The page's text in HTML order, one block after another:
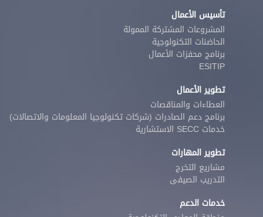
تأسيس الأعمال
المشروعات المشتركة الممولة
الحاضنات التكنولوجية
برنامج محفزات الأعمال
ESITIP
تطوير الأعمال
العطاءات والمناقصات
برنامج دعم الصادرات (شركات تكنولوجيا المعلومات والاتصالات)
خدمات SECC الاستشارية
تطوير المهارات
مشاريع التخرج
التدريب الصيفى
خدمات الدعم